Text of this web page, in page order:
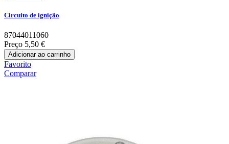
Circuito de ignição
87044011060
Preço 5,50 €
Adicionar ao carrinho
Favorito
Comparar